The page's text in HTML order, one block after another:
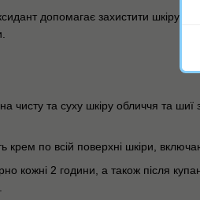
допомагає захистити шкіру
чисту та суху шкіру обличчя та
крем по всій поверхні шкіри,
кожні 2 години, а також після